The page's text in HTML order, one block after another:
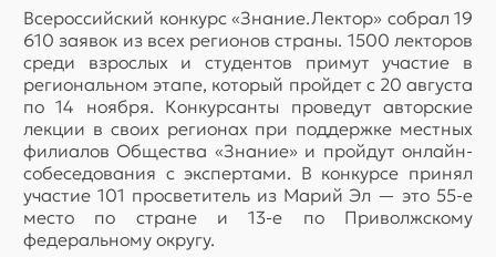
Всероссийский конкурс «Знание.Лектор» собрал 19
610 заявок из всех регионов страны. 1500 лекторов
среди взрослых и студентов примут участие в
региональном этапе, который пройдет с 20 августа
по 14 ноября. Конкурсанты проведут авторские
лекции в своих регионах при поддержке местных
филиалов Общества «Знание» и пройдут онлайн-
собеседования с экспертами. В конкурсе принял
участие 101 просветитель из Марий Эл — это 55-е
место по стране и 13-е по Приволжскому
федеральному округу.